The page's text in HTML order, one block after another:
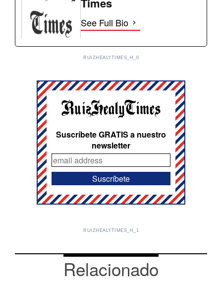
See Full Bio
RUIZHEALYTIMES_H_0
Suscríbete GRATIS a nuestro
newsletter
RUIZHEALYTIMES_H_1
Relacionado